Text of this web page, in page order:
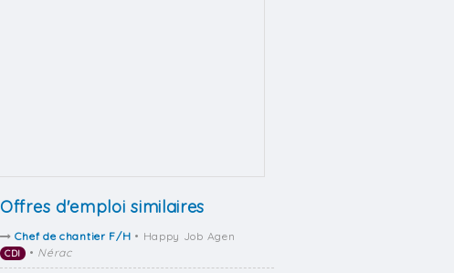
Offres d'emploi similaires
Chef de chantier F/H • Happy Job Agen
CDI • Nérac